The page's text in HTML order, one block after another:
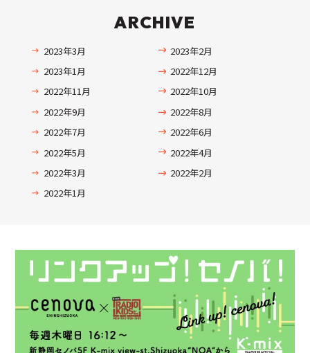
ARCHIVE
2023年3月
2023年2月
2023年1月
2022年12月
2022年11月
2022年10月
2022年9月
2022年8月
2022年7月
2022年6月
2022年5月
2022年4月
2022年3月
2022年2月
2022年1月